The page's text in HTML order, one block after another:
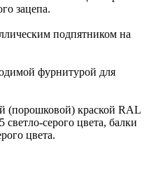
зацепа.
подпятником на
фурнитурой для
(порошковой) краской RAL
серого цвета, балки
цвета.